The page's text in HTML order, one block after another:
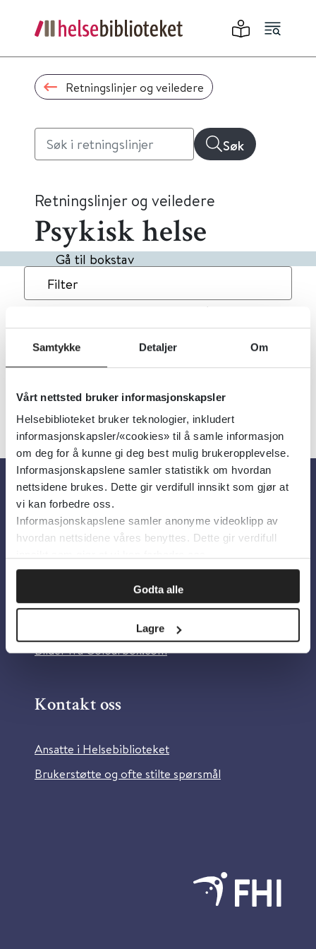
Samtykke Detaljer Om
Vårt nettsted bruker informasjonskapsler
Helsebiblioteket bruker teknologier, inkludert
informasjonskapsler/«cookies» til å samle informasjon
om deg for å kunne gi deg best mulig brukeropplevelse.
Informasjonskapslene samler statistikk om hvordan
nettsidene brukes. Dette gir verdifull innsikt som gjør at
vi kan forbedre oss.
Informasjonskapslene samler anonyme videoklipp av
hvordan nettsidene våres benyttes. Dette gir verdifull
Godta alle
Lagre
Retningslinjer og veiledere
Søk
Retningslinjer og veiledere
Psykisk helse
Gå til bokstav
Filter
« 1 2 »
Om oss
Tilgjengelighetserklæring
Information in English
Bilder fra Colourbox.com
Kontakt oss
Ansatte i Helsebiblioteket
Brukerstøtte og ofte stilte spørsmål